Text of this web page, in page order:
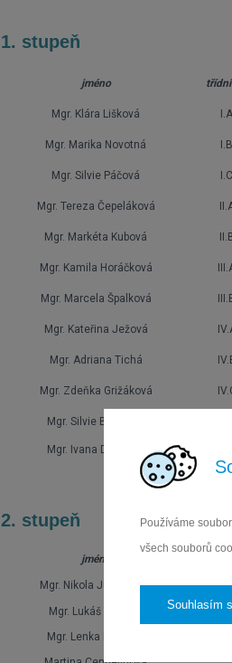
Používáme
všech souborů
Souhlasím
1. stupeň
jméno
Mgr. Klára Lišková I.A
Mgr. Marika Novotná I.B
Mgr. Silvie Páčová I.C
Mgr. Tereza Čepeláková
Mgr. Markéta Kubová
Mgr. Kamila Horáčková
Mgr. Marcela Špalková
Mgr. Kateřina Ježová
Mgr. Adriana Tichá
Mgr. Zdeňka Grižáková
Mgr. Silvie Bolcková
Mgr. Ivana Demlová
2. stupeň
jméno
Mgr. Nikola Juhaszová
Mgr. Lukáš Růžička
Mgr. Lenka Kleinová